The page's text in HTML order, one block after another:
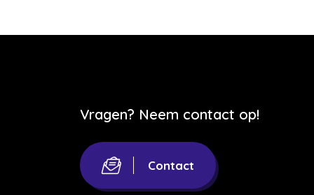
Vragen? Neem contact op!
Contact